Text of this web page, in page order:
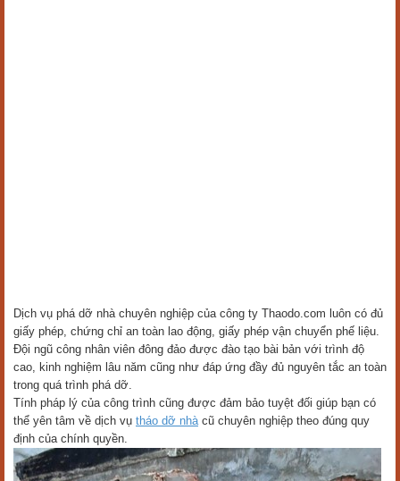
Dịch vụ phá dỡ nhà chuyên nghiệp của công ty Thaodo.com luôn có đủ
giấy phép, chứng chỉ an toàn lao động, giấy phép vận chuyển phế liệu.
Đội ngũ công nhân viên đông đảo được đào tạo bài bản với trình độ
cao, kinh nghiệm lâu năm cũng như đáp ứng đầy đủ nguyên tắc an toàn
trong quá trình phá dỡ.
Tính pháp lý của công trình cũng được đảm bảo tuyệt đối giúp bạn có
thể yên tâm về dịch vụ tháo dỡ nhàcũ chuyên nghiệp theo đúng quy
định của chính quyền.